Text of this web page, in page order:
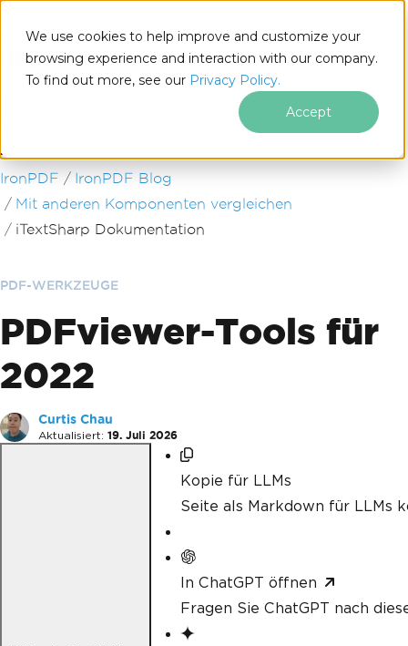
We use cookies to help improve and customize your
browsing experience and interaction with our company.
To find out more, see our Privacy Policy.
Accept
Zum Fußzeileninhalt springen
IronPDF
IronPDF Blog
Mit anderen Komponenten vergleichen
iTextSharp Dokumentation
PDF-WERKZEUGE
PDFviewer-Tools für
2022
Curtis Chau
Aktualisiert: 19. Juli 2026
Kopie für LLMs
Seite als Markdown für LLMs
In ChatGPT öffnen
Fragen Sie ChatGPT nach